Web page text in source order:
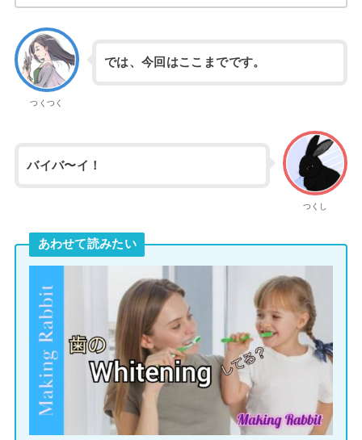
つくつく
では、今回はここまでです。
つくし
バイバ〜イ！
あわせて読みたい